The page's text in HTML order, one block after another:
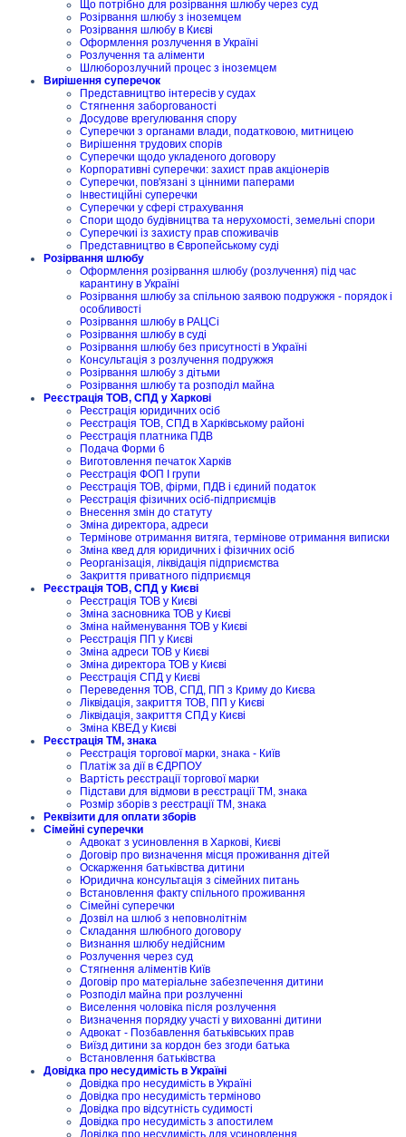
Що потрібно для розірвання шлюбу через суд
Розірвання шлюбу з іноземцем
Розірвання шлюбу в Києві
Оформлення розлучення в Україні
Розлучення та аліменти
Шлюборозлучний процес з іноземцем
Вирішення суперечок
Представництво інтересів у судах
Стягнення заборгованості
Досудове врегулювання спору
Суперечки з органами влади, податковою, митницею
Вирішення трудових спорів
Суперечки щодо укладеного договору
Корпоративні суперечки: захист прав акціонерів
Суперечки, пов'язані з цінними паперами
Інвестиційні суперечки
Суперечки у сфері страхування
Спори щодо будівництва та нерухомості, земельні спори
Суперечкиі із захисту прав споживачів
Представництво в Європейському суді
Розірвання шлюбу
Оформлення розірвання шлюбу (розлучення) під час
карантину в Україні
Розірвання шлюбу за спільною заявою подружжя - порядок і
особливості
Розірвання шлюбу в РАЦСі
Розірвання шлюбу в суді
Розірвання шлюбу без присутності в Україні
Консультація з розлучення подружжя
Розірвання шлюбу з дітьми
Розірвання шлюбу та розподіл майна
Реєстрація ТОВ, СПД у Харкові
Реєстрація юридичних осіб
Реєстрація ТОВ, СПД в Харківському районі
Реєстрація платника ПДВ
Подача Форми 6
Виготовлення печаток Харків
Реєстрація ФОП I групи
Реєстрація ТОВ, фірми, ПДВ і єдиний податок
Реєстрація фізичних осіб-підприємців
Внесення змін до статуту
Зміна директора, адреси
Термінове отримання витяга, термінове отримання виписки
Зміна квед для юридичних і фізичних осіб
Реорганізація, ліквідація підприємства
Закриття приватного підприємця
Реєстрація ТОВ, СПД у Києві
Реєстрація ТОВ у Києві
Зміна засновника ТОВ у Києві
Зміна найменування ТОВ у Києві
Реєстрація ПП у Києві
Зміна адреси ТОВ у Києві
Зміна директора ТОВ у Києві
Реєстрація СПД у Києві
Переведення ТОВ, СПД, ПП з Криму до Києва
Ліквідація, закриття ТОВ, ПП у Києві
Ліквідація, закриття СПД у Києві
Зміна КВЕД у Києві
Реєстрація ТМ, знака
Реєстрація торгової марки, знака - Київ
Платіж за дії в ЄДРПОУ
Вартість реєстрації торгової марки
Підстави для відмови в реєстрації ТМ, знака
Розмір зборів з реєстрації ТМ, знака
Реквізити для оплати зборів
Сімейні суперечки
Адвокат з усиновлення в Харкові, Києві
Договір про визначення місця проживання дітей
Оскарження батьківства дитини
Юридична консультація з сімейних питань
Встановлення факту спільного проживання
Сімейні суперечки
Дозвіл на шлюб з неповнолітнім
Складання шлюбного договору
Визнання шлюбу недійсним
Розлучення через суд
Стягнення аліментів Київ
Договір про матеріальне забезпечення дитини
Розподіл майна при розлученні
Виселення чоловіка після розлучення
Визначення порядку участі у вихованні дитини
Адвокат - Позбавлення батьківських прав
Виїзд дитини за кордон без згоди батька
Встановлення батьківства
Довідка про несудимість в Україні
Довідка про несудимість в Україні
Довідка про несудимість терміново
Довідка про відсутність судимості
Довідка про несудимість з апостилем